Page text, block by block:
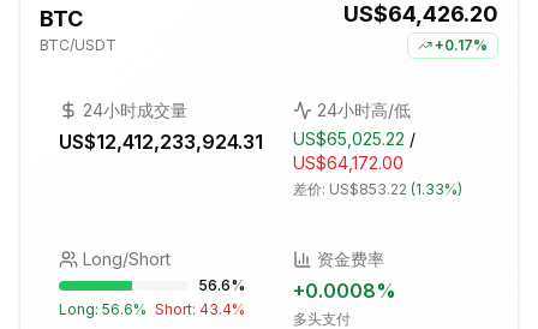
BTC
BTC/USDT
US$64,426.20
+0.17%
24小时成交量
US$12,412,233,924.31
24小时高/低
US$65,025.22 /
US$64,172.00
差价: US$853.22 (1.33%)
Long/Short
56.6%
Long: 56.6% Short: 43.4%
资金费率
+0.0008%
多头支付